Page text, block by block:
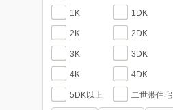
1K 1DK
2K 2DK
3K 3DK
4K 4DK
5DK以上 二世帯住宅